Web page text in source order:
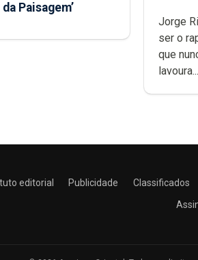
da Paisagem’
muita
Jorge
ser o
que
editorial Publicidade Classificados